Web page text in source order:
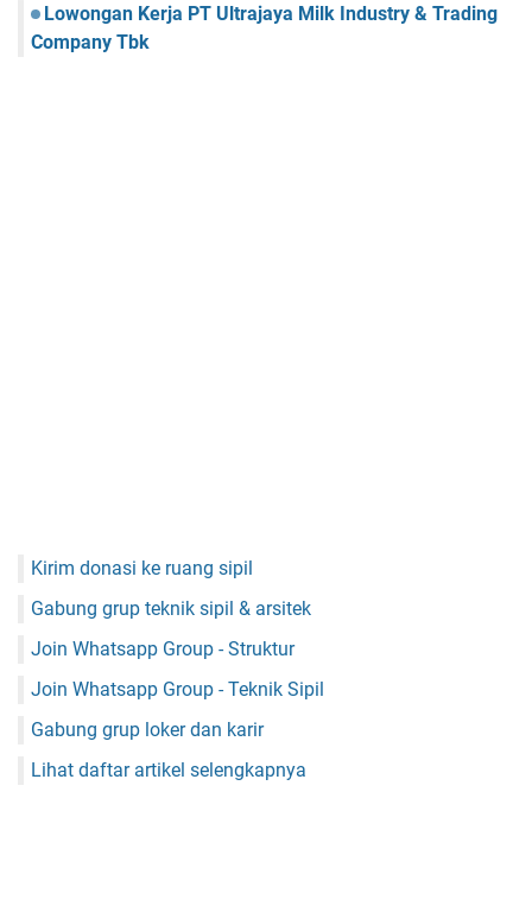
Lowongan Kerja PT Ultrajaya Milk Industry & Trading
Company Tbk
Kirim donasi ke ruang sipil
Gabung grup teknik sipil & arsitek
Join Whatsapp Group - Struktur
Join Whatsapp Group - Teknik Sipil
Gabung grup loker dan karir
Lihat daftar artikel selengkapnya